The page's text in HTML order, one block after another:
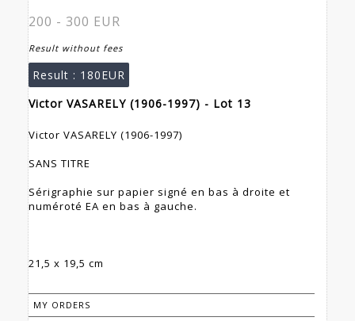
200 - 300 EUR
Result without fees
Result : 180EUR
Victor VASARELY (1906-1997) - Lot 13
Victor VASARELY (1906-1997)
SANS TITRE
Sérigraphie sur papier signé en bas à droite et
numéroté EA en bas à gauche.
21,5 x 19,5 cm
MY ORDERS